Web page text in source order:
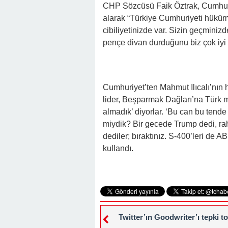
22:41 -Kocam Beni Çocuksuz Diye
23:11 - Kızım Tabutun Başında
Şeyi Ortaya Çıkardı
CHP Sözcüsü Faik Öztrak,
alarak “Türkiye Cumhuriyeti
cibiliyetinizde var. Sizin
pençe divan durduğunu biz çok
Cumhuriyet’ten Mahmut
lider, Beşparmak Dağları’na Türk
almadık’ diyorlar. ‘Bu can bu
miydik? Bir gecede Trump dedi,
dediler; bıraktınız. S-400’leri de
kullandı.
Twitter’ın Goodwriter’ı tepki